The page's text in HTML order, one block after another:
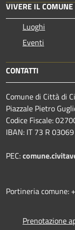
VIVERE IL COMUNE
Luoghi
Eventi
CONTATTI
Comune di Città di
Piazzale Pietro
Codice Fiscale:
IBAN: IT 73 R
PEC:
Portineria comune:
Prenotazione